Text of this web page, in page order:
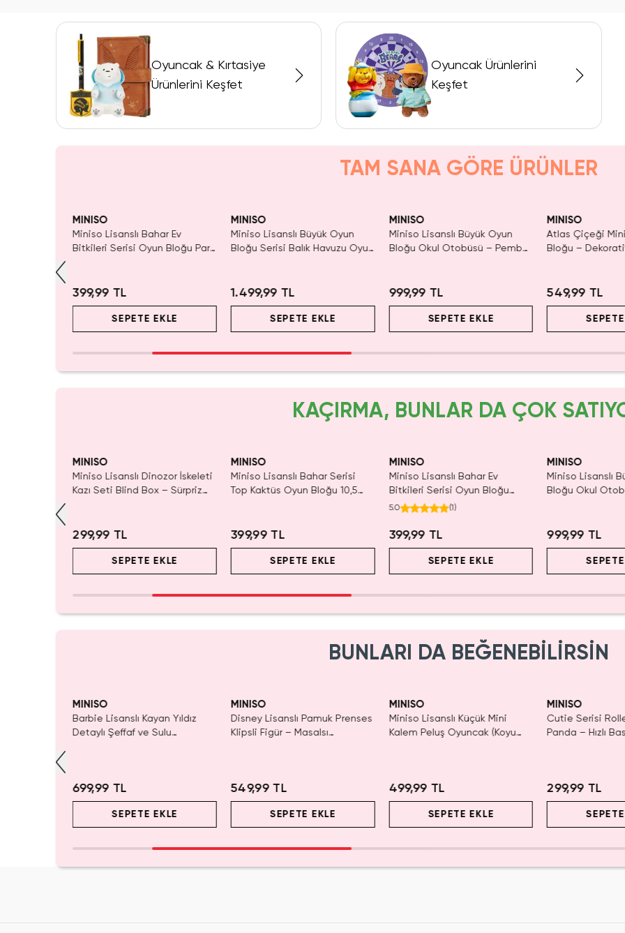
Oyuncak & Kırtasiye
Ürünlerini Keşfet
Oyuncak Ürünlerini
Keşfet
TAM SANA GÖRE ÜRÜNLER
MINISO
Miniso Lisanslı Bahar Ev
Bitkileri Serisi Oyun Bloğu Para
399,99 TL
SEPETE EKLE
MINISO
Miniso Lisanslı Büyük Oyun
Bloğu Serisi Balık Havuzu Oyun
1.499,99 TL
SEPETE EKLE
MINISO
Miniso Lisanslı Büyük Oyun
Bloğu Okul Otobüsü – Pembe
999,99 TL
SEPETE EKLE
MINISO
Atlas Çiçeği
Bloğu –
549,99 TL
KAÇIRMA, BUNLAR DA ÇOK
MINISO
Miniso Lisanslı Dinozor İskeleti
Kazı Seti Blind Box – Sürpriz
299,99 TL
SEPETE EKLE
MINISO
Miniso Lisanslı Bahar Serisi
Top Kaktüs Oyun Bloğu 10,5
399,99 TL
SEPETE EKLE
MINISO
Miniso Lisanslı Bahar Ev
Bitkileri Serisi Oyun Bloğu
Lilyum – Dekoratif Eğitici
5.0 (1)
399,99 TL
SEPETE EKLE
MINISO
Miniso Lisanslı
Bloğu Okul
999,99 TL
BUNLARI DA BEĞENEBİLİRSİN
MINISO
Barbie Lisanslı Kayan Yıldız
Detaylı Şeffaf ve Sulu
699,99 TL
SEPETE EKLE
MINISO
Disney Lisanslı Pamuk Prenses
Klipsli Figür – Masalsı
549,99 TL
SEPETE EKLE
MINISO
Miniso Lisanslı Küçük Mini
Kalem Peluş Oyuncak (Koyu
499,99 TL
SEPETE EKLE
MINISO
Cutie Serisi
Panda – Hızlı
299,99 TL